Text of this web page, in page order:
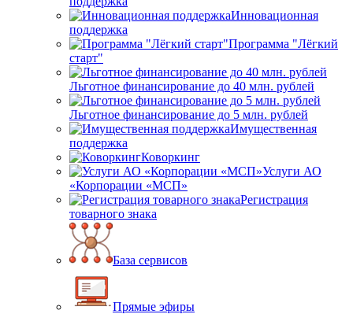
Инновационная
поддержка
Программа "Лёгкий
старт"
Льготное финансирование до 40 млн. рублей
Льготное финансирование до 5 млн. рублей
Имущественная
поддержка
Коворкинг
Услуги АО
«Корпорации «МСП»
Регистрация
товарного знака
База сервисов
Прямые эфиры